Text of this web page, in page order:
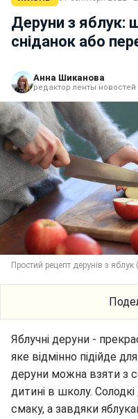
Деруни з яблук:
сніданок або
Анна Шиканова
редактор ленты новостей
Простий рецепт дерунів з
Яблучні деруни -
яке відмінно підійде
деруни можна взяти з
дитині в школу.
смаку, а завдяки